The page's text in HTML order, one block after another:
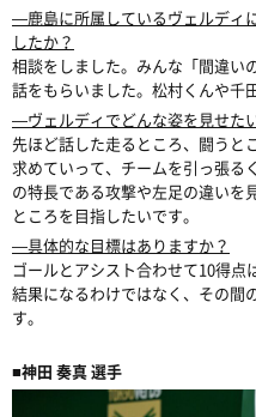
―鹿島に所属しているヴェルディ
したか？
相談をしました。みんな「間違い
話をもらいました。松村くんや千
―ヴェルディでどんな姿を見せた
先ほど話した走るところ、闘うと
求めていって、チームを引っ張る
の特長である攻撃や左足の違いを
ところを目指したいです。
―具体的な目標はありますか？
ゴールとアシスト合わせて10得点
結果になるわけではなく、その間
す。
■神田 奏真 選手